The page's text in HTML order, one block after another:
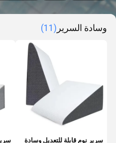
وسادة السرير (11)
سرير نوم قابلة للتعديل وسادة